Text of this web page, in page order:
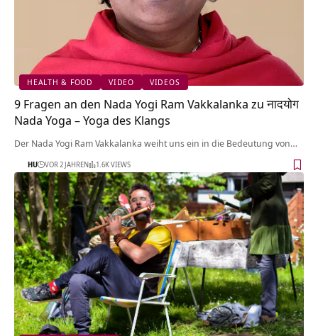
HEALTH & FOOD VIDEO VIDEOS
9 Fragen an den Nada Yogi Ram Vakkalanka zu नादयोग
Nada Yoga – Yoga des Klangs
Der Nada Yogi Ram Vakkalanka weiht uns ein in die Bedeutung von…
HU VOR 2 JAHREN 1.6K VIEWS